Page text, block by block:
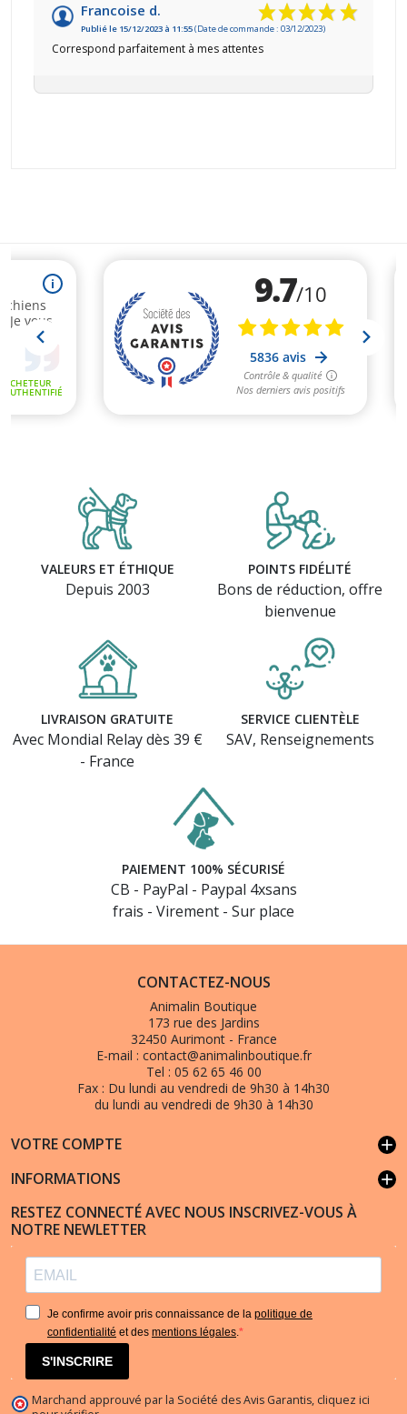
Francoise d.
Publié le 15/12/2023 à 11:55(Date de commande : 03/12/2023)
Correspond parfaitement à mes attentes
VALEURS ET ÉTHIQUE
Depuis 2003
POINTS FIDÉLITÉ
Bons de réduction, offre
bienvenue
LIVRAISON GRATUITE
Avec Mondial Relay dès 39 €
- France
SERVICE CLIENTÈLE
SAV, Renseignements
PAIEMENT 100% SÉCURISÉ
CB - PayPal - Paypal 4xsans
frais - Virement - Sur place
CONTACTEZ-NOUS
Animalin Boutique
173 rue des Jardins
32450 Aurimont - France
E-mail : contact@animalinboutique.fr
Tel : 05 62 65 46 00
Fax : Du lundi au vendredi de 9h30 à 14h30
du lundi au vendredi de 9h30 à 14h30
VOTRE COMPTE add
INFORMATIONS add
RESTEZ CONNECTÉ AVEC NOUS INSCRIVEZ-VOUS À
NOTRE NEWLETTER
Je confirme avoir pris connaissance de la politique de
confidentialité et des mentions légales.
S'INSCRIRE
Marchand approuvé par la Société des Avis Garantis, cliquez ici